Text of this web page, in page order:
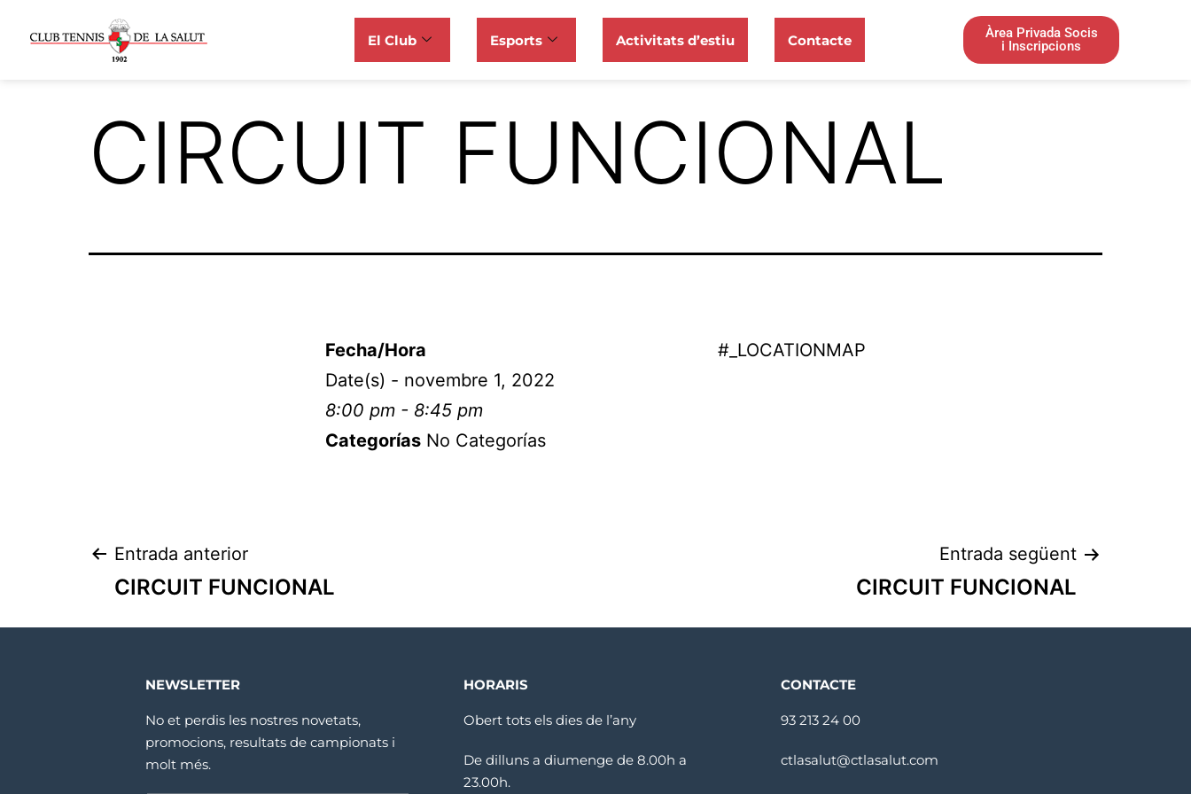
El Club Esports Activitats d’estiu Contacte
Àrea Privada Socis
i Inscripcions
CIRCUIT FUNCIONAL
#_LOCATIONMAP
Fecha/Hora
Date(s) - novembre 1, 2022
8:00 pm - 8:45 pm
Categorías No Categorías
Entrada anterior
CIRCUIT FUNCIONAL
Entrada següent
CIRCUIT FUNCIONAL
NEWSLETTER
No et perdis les nostres novetats,
promocions, resultats de campionats i
molt més.
HORARIS
Obert tots els dies de l’any
De dilluns a diumenge de 8.00h a
23.00h.
CONTACTE
93 213 24 00
ctlasalut@ctlasalut.com